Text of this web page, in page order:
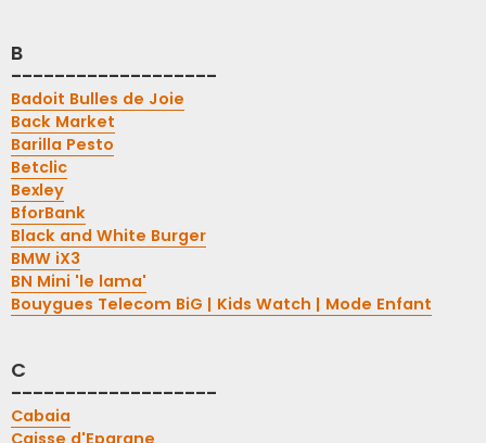
B
-------------------
Badoit Bulles de Joie
Back Market
Barilla Pesto
Betclic
Bexley
BforBank
Black and White Burger
BMW iX3
BN Mini 'le lama'
Bouygues Telecom BiG | Kids Watch | Mode Enfant
C
-------------------
Cabaia